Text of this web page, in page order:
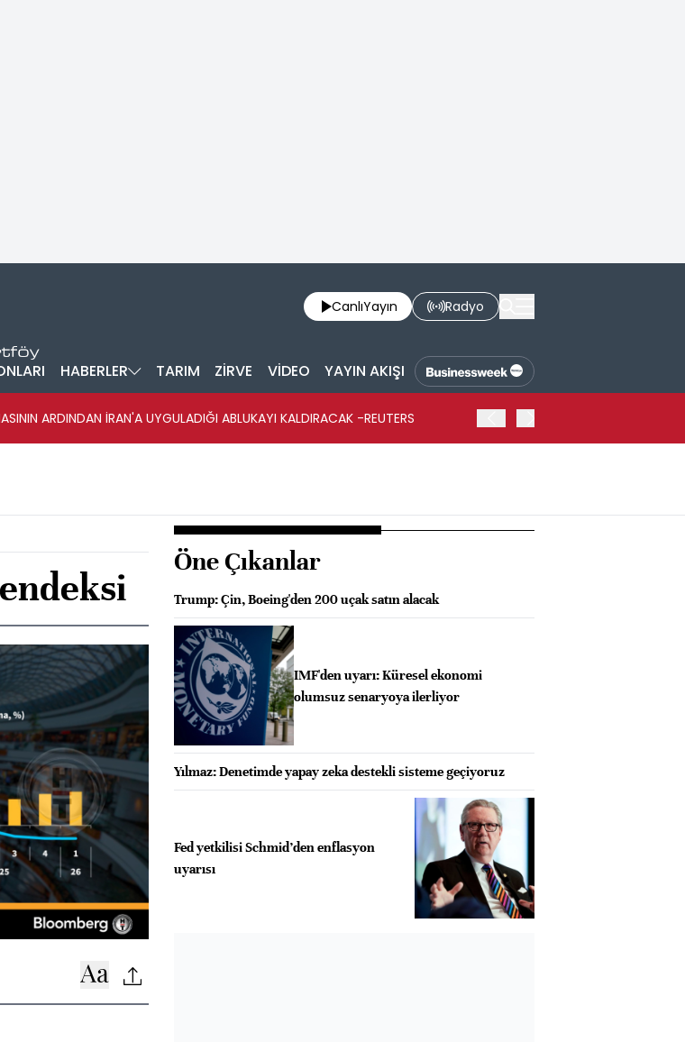
CanlıYayın Radyo
HABERLER TARIM ZİRVE VİDEO YAYIN AKIŞI
ARDINDAN İRAN'A UYGULADIĞI ABLUKAYI KALDIRACAK -REUTERS
Öne Çıkanlar
Trump: Çin, Boeing'den 200 uçak satın alacak
IMF'den uyarı: Küresel ekonomi
olumsuz senaryoya ilerliyor
Yılmaz: Denetimde yapay zeka destekli sisteme geçiyoruz
Fed yetkilisi Schmid’den enflasyon
uyarısı